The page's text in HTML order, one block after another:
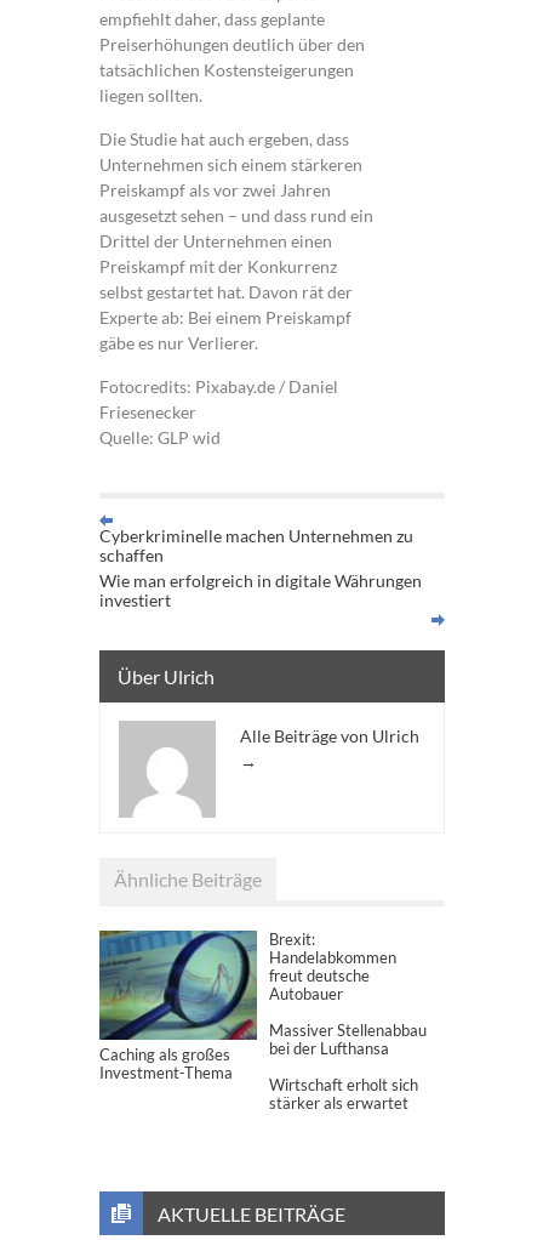
empfiehlt daher, dass geplante
Preiserhöhungen deutlich über den
tatsächlichen Kostensteigerungen
liegen sollten.
Die Studie hat auch ergeben, dass
Unternehmen sich einem stärkeren
Preiskampf als vor zwei Jahren
ausgesetzt sehen – und dass rund ein
Drittel der Unternehmen einen
Preiskampf mit der Konkurrenz
selbst gestartet hat. Davon rät der
Experte ab: Bei einem Preiskampf
gäbe es nur Verlierer.
Fotocredits: Pixabay.de / Daniel
Friesenecker
Quelle: GLP wid
Cyberkriminelle machen Unternehmen zu
schaffen
Wie man erfolgreich in digitale Währungen
investiert
Über Ulrich
Alle Beiträge von Ulrich
→
Ähnliche Beiträge
Caching als großes
Investment-Thema
Brexit:
Handelabkommen
freut deutsche
Autobauer
Massiver Stellenabbau
bei der Lufthansa
Wirtschaft erholt sich
stärker als erwartet
AKTUELLE BEITRÄGE